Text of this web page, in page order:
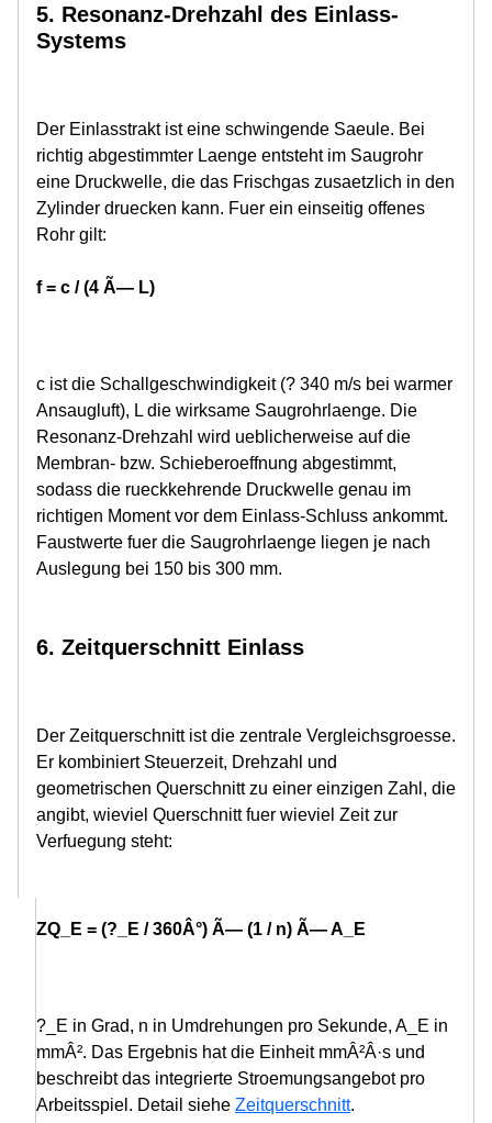
5. Resonanz-Drehzahl des Einlass-
Systems
Der Einlasstrakt ist eine schwingende Saeule. Bei
richtig abgestimmter Laenge entsteht im Saugrohr
eine Druckwelle, die das Frischgas zusaetzlich in den
Zylinder druecken kann. Fuer ein einseitig offenes
Rohr gilt:
f = c / (4 Ã— L)
c ist die Schallgeschwindigkeit (? 340 m/s bei warmer
Ansaugluft), L die wirksame Saugrohrlaenge. Die
Resonanz-Drehzahl wird ueblicherweise auf die
Membran- bzw. Schieberoeffnung abgestimmt,
sodass die rueckkehrende Druckwelle genau im
richtigen Moment vor dem Einlass-Schluss ankommt.
Faustwerte fuer die Saugrohrlaenge liegen je nach
Auslegung bei 150 bis 300 mm.
6. Zeitquerschnitt Einlass
Der Zeitquerschnitt ist die zentrale Vergleichsgroesse.
Er kombiniert Steuerzeit, Drehzahl und
geometrischen Querschnitt zu einer einzigen Zahl, die
angibt, wieviel Querschnitt fuer wieviel Zeit zur
Verfuegung steht:
ZQ_E = (?_E / 360Â°) Ã— (1 / n) Ã— A_E
?_E in Grad, n in Umdrehungen pro Sekunde, A_E in
mmÂ². Das Ergebnis hat die Einheit mmÂ²Â·s und
beschreibt das integrierte Stroemungsangebot pro
Arbeitsspiel. Detail siehe Zeitquerschnitt.